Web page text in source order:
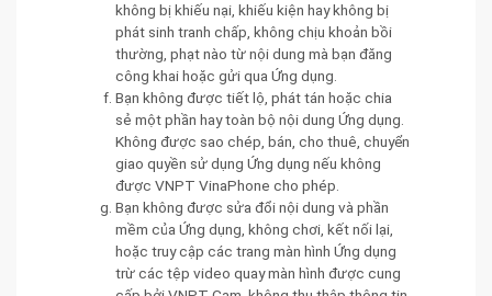
không bị khiếu nại, khiếu kiện hay không bị
phát sinh tranh chấp, không chịu khoản bồi
thường, phạt nào từ nội dung mà bạn đăng
công khai hoặc gửi qua Ứng dụng.
Bạn không được tiết lộ, phát tán hoặc chia
sẻ một phần hay toàn bộ nội dung Ứng dụng.
Không được sao chép, bán, cho thuê, chuyển
giao quyền sử dụng Ứng dụng nếu không
được VNPT VinaPhone cho phép.
Bạn không được sửa đổi nội dung và phần
mềm của Ứng dụng, không chơi, kết nối lại,
hoặc truy cập các trang màn hình Ứng dụng
trừ các tệp video quay màn hình được cung